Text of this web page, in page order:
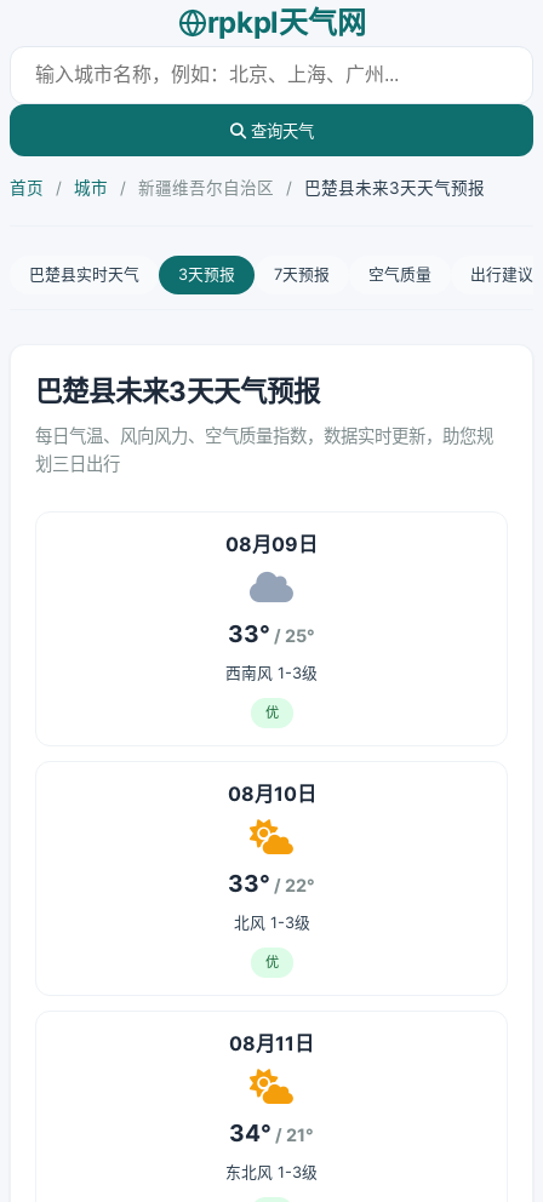
rpkpl天气网
查询天气
首页 / 城市 / 新疆维吾尔自治区 / 巴楚县未来3天天气预报
巴楚县实时天气 3天预报 7天预报 空气质量 出行建议
巴楚县未来3天天气预报
每日气温、风向风力、空气质量指数，数据实时更新，助您规
划三日出行
08月09日
33° / 25°
西南风 1-3级
优
08月10日
33° / 22°
北风 1-3级
优
08月11日
34° / 21°
东北风 1-3级